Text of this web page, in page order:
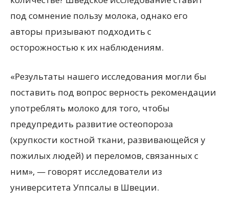
под сомнение пользу молока, однако его
авторы призывают подходить с
осторожностью к их наблюдениям.
«Результаты нашего исследования могли бы
поставить под вопрос верность рекомендации
употреблять молоко для того, чтобы
предупредить развитие остеопороза
(хрупкости костной ткани, развивающейся у
пожилых людей) и переломов, связанных с
ним», — говорят исследователи из
университета Уппсалы в Швеции.